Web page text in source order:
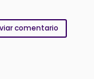
comentario